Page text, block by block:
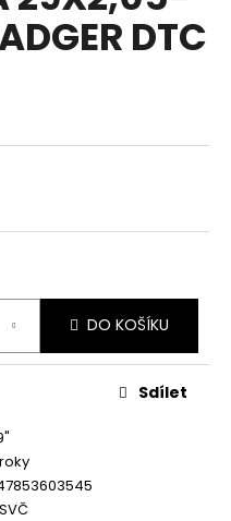
DTC
DO KOŠÍKU
Sdílet